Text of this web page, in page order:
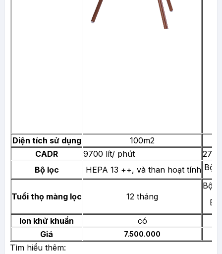
Diện tích sử dụng
100m2
CADR
9700 lít/ phút
270
Bộ lọc
HEPA 13 ++, và than hoạt tính Bộ
Tuổi thọ màng lọc 12 tháng
Bộ
Bộ
Ion khử khuẩn
có
Giá
7.500.000
Tìm hiểu thêm: